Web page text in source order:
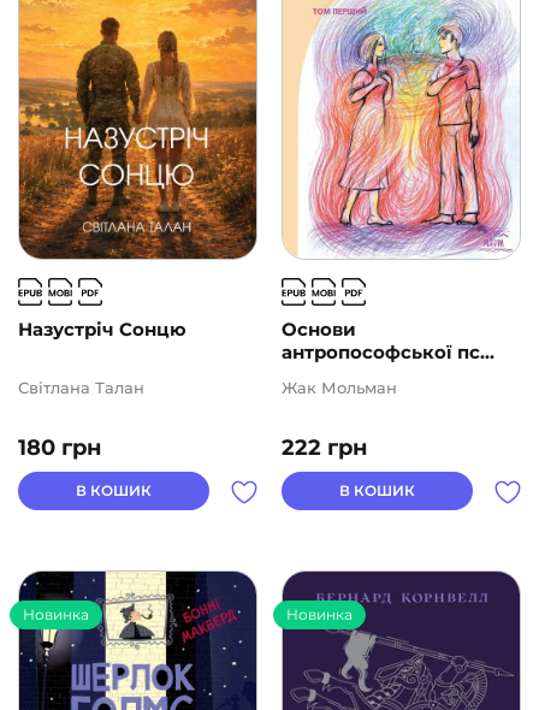
Подарункові сертифікати
ВИДАВНИЦТВА
АВТОРИ
ЦІНА
2
Назустріч Cонцю
180 грн
Світлана Талан
В КОШИК
Основи
антропософської пс...
222 грн
Жак Мольман
В КОШИК
Новинка Новинка